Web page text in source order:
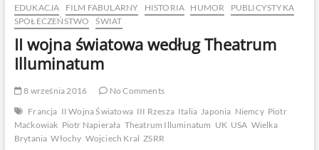
EDUKACJA FILM FABULARNY HISTORIA HUMOR
PUBLICYSTYKA
SPOŁECZEŃSTWO
ŚWIAT
II wojna światowa według Theatrum
Illuminatum
8 września 2016
No Comments
Francja II Wojna Światowa III Rzesza Italia Japonia Niemcy Piotr
Maćkowiak Piotr Napierała Theatrum Illuminatum UK USA Wielka
Brytania Włochy Wojciech Kral ZSRR